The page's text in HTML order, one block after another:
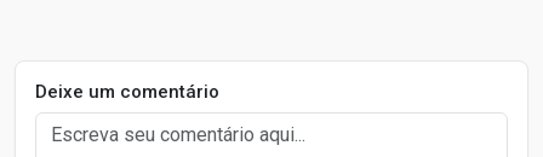
Deixe um comentário